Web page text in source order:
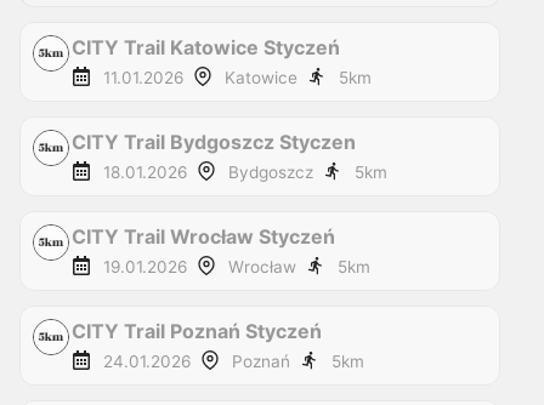
CITY Trail Katowice Styczeń
11.01.2026 Katowice 5km
CITY Trail Bydgoszcz Styczen
18.01.2026 Bydgoszcz 5km
CITY Trail Wrocław Styczeń
19.01.2026 Wrocław 5km
CITY Trail Poznań Styczeń
24.01.2026 Poznań 5km